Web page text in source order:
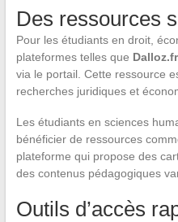
Des ressources
Pour les étudiants en droit,
plateformes telles que Dalloz.fr
via le portail. Cette ressource
recherches juridiques et
Les étudiants en sciences
bénéficier de ressources
plateforme qui propose des
des contenus pédagogiques
Outils d’accès